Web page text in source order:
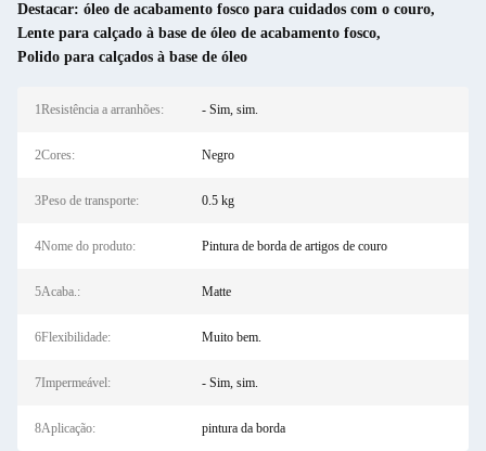
Destacar: óleo de acabamento fosco para cuidados com o couro,
Lente para calçado à base de óleo de acabamento fosco,
Polido para calçados à base de óleo
1Resistência a arranhões: - Sim, sim.
2Cores: Negro
3Peso de transporte: 0.5 kg
4Nome do produto: Pintura de borda de artigos de couro
5Acaba.: Matte
6Flexibilidade: Muito bem.
7Impermeável: - Sim, sim.
8Aplicação: pintura da borda